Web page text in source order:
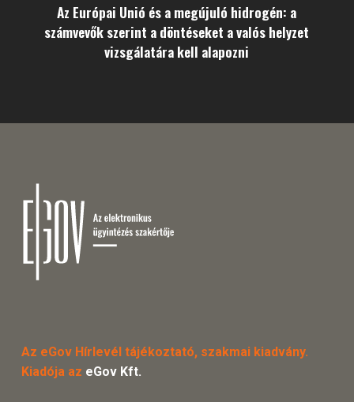
Az Európai Unió és a megújuló hidrogén: a
számvevők szerint a döntéseket a valós helyzet
vizsgálatára kell alapozni
Az eGov Hírlevél tájékoztató, szakmai kiadvány.
Kiadója az eGov Kft.